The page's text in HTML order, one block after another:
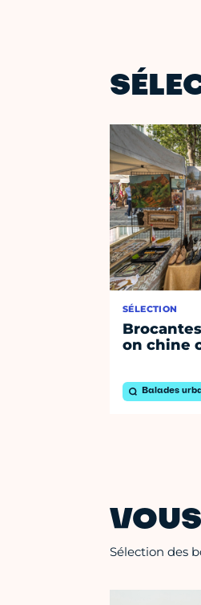
SÉLECTION
on chine
Balades
Sélection des